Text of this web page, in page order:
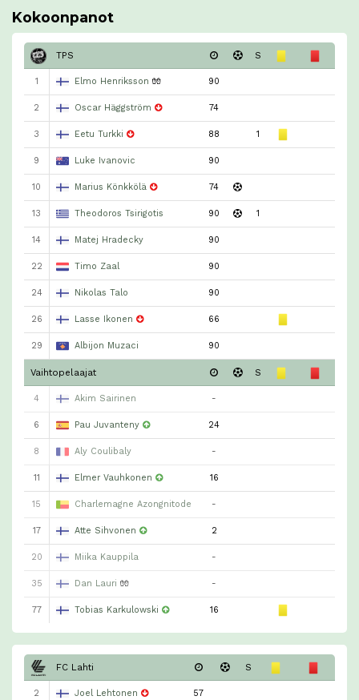
Kokoonpanot
TPS S
1 Elmo Henriksson 🧤 90
2 Oscar Häggström 74
3 Eetu Turkki 88 1
9 Luke Ivanovic 90
10 Marius Könkkölä 74
13 Theodoros Tsirigotis 90 1
14 Matej Hradecky 90
22 Timo Zaal 90
24 Nikolas Talo 90
26 Lasse Ikonen 66
29 Albijon Muzaci 90
Vaihtopelaajat S
4 Akim Sairinen -
6 Pau Juvanteny 24
8 Aly Coulibaly -
11 Elmer Vauhkonen 16
15 Charlemagne Azongnitode -
17 Atte Sihvonen 2
20 Miika Kauppila -
35 Dan Lauri 🧤 -
77 Tobias Karkulowski 16
FC Lahti S
2 Joel Lehtonen 57